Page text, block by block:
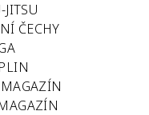
JITSU
ČECHY
MAGAZÍN